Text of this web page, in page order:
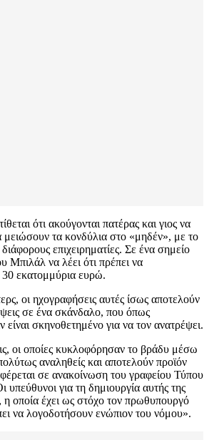
ότι ακούγονται πατέρας και γιος να
μειώσουν τα κονδύλια στο «μηδέν», με το
επιχειρηματίες. Σε ένα σημείο
Μπιλάλ να λέει ότι πρέπει να
εκατομμύρια ευρώ.
οι ηχογραφήσεις αυτές ίσως αποτελούν
σε ένα σκάνδαλο, που όπως
είναι σκηνοθετημένο για να τον ανατρέψει.
οι οποίες κυκλοφόρησαν το βράδυ μέσω
αναληθείς και αποτελούν προϊόν
σε ανακοίνωση του γραφείου Τύπου
για τη δημιουργία αυτής της
οποία έχει ως στόχο τον πρωθυπουργό
να λογοδοτήσουν ενώπιον του νόμου».